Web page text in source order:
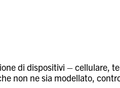
di dispositivi – cellulare,
non ne sia modellato,